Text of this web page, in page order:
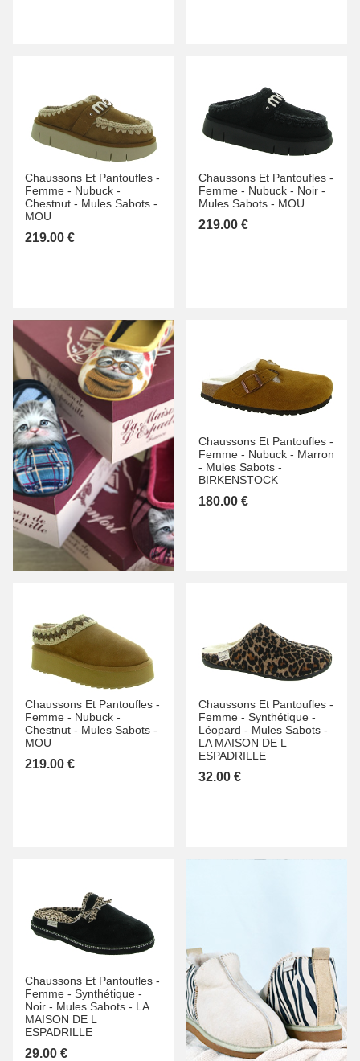
Chaussons Et Pantoufles -
Femme - Nubuck -
Chestnut - Mules Sabots -
MOU
219.00 €
Chaussons Et Pantoufles -
Femme - Nubuck - Noir -
Mules Sabots - MOU
219.00 €
Chaussons Et Pantoufles -
Femme - Nubuck - Marron
- Mules Sabots -
BIRKENSTOCK
180.00 €
Chaussons Et Pantoufles -
Femme - Nubuck -
Chestnut - Mules Sabots -
MOU
219.00 €
Chaussons Et Pantoufles -
Femme - Synthétique -
Léopard - Mules Sabots -
LA MAISON DE L
ESPADRILLE
32.00 €
Chaussons Et Pantoufles -
Femme - Synthétique -
Noir - Mules Sabots - LA
MAISON DE L
ESPADRILLE
29.00 €